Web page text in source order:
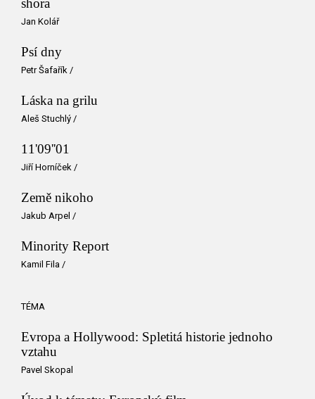
shora
Jan Kolář
Psí dny
Petr Šafařík /
Láska na grilu
Aleš Stuchlý /
11'09''01
Jiří Horníček /
Země nikoho
Jakub Arpel /
Minority Report
Kamil Fila /
TÉMA
Evropa a Hollywood: Spletitá historie jednoho
vztahu
Pavel Skopal